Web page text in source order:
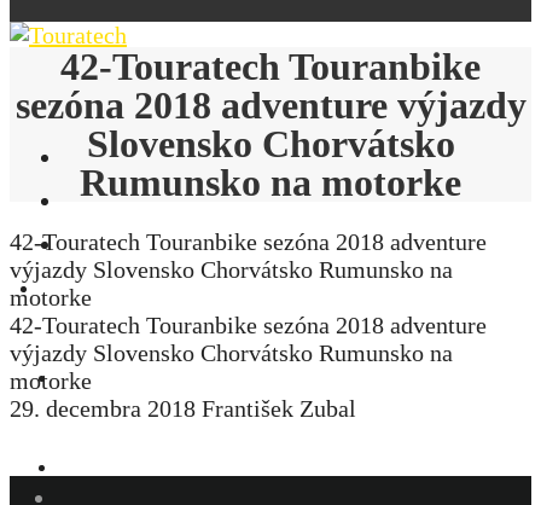
E-SHOP
NOVINKY
42-Touratech Touranbike
sezóna 2018 adventure výjazdy
Slovensko Chorvátsko
Rumunsko na motorke
42-Touratech Touranbike sezóna 2018 adventure
výjazdy Slovensko Chorvátsko Rumunsko na
motorke
42-Touratech Touranbike sezóna 2018 adventure
výjazdy Slovensko Chorvátsko Rumunsko na
motorke
29. decembra 2018 František Zubal